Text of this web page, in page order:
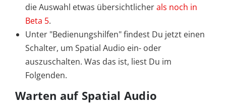
die Auswahl etwas übersichtlicherals noch in
Beta 5.
Unter "Bedienungshilfen" findest Du jetzt einen
Schalter, um Spatial Audio ein- oder
auszuschalten. Was das ist, liest Du im
Folgenden.
Warten auf Spatial Audio